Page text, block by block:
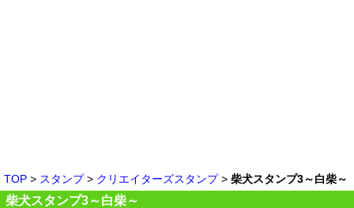
TOP > スタンプ> クリエイターズスタンプ> 柴犬スタンプ3～白柴～
柴犬スタンプ3～白柴～